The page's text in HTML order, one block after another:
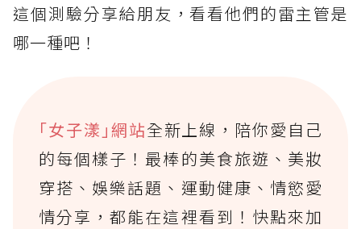
這個測驗分享給朋友，看看他們的雷主管是
哪一種吧！
｢女子漾｣網站全新上線，陪你愛自己
的每個樣子！最棒的美食旅遊、美妝
穿搭、娛樂話題、運動健康、情慾愛
情分享，都能在這裡看到！快點來加